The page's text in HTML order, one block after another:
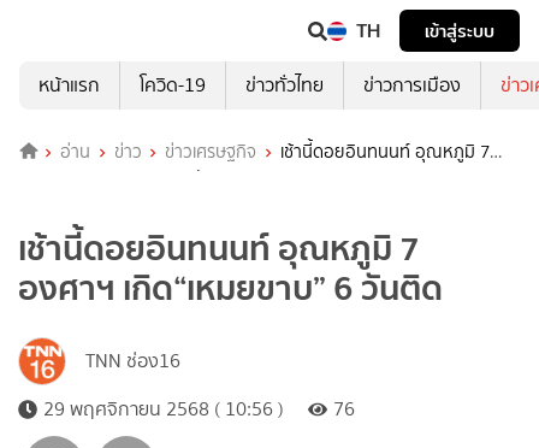
TH
เข้าสู่ระบบ
หน้าแรก
โควิด-19 ข่าวทั่วไทย ข่าวการเมือง ข่าว
อ่าน ข่าว ข่าวเศรษฐกิจ
เช้านี้ดอยอินทนนท์ อุณหภูมิ 7
องศาฯ เกิด“เหมยขาบ” 6 วันติด
เช้านี้ดอยอินทนนท์ อุณหภูมิ 7
องศาฯ เกิด“เหมยขาบ” 6 วันติด
TNN ช่อง16
29 พฤศจิกายน 2568 ( 10:56 )
76